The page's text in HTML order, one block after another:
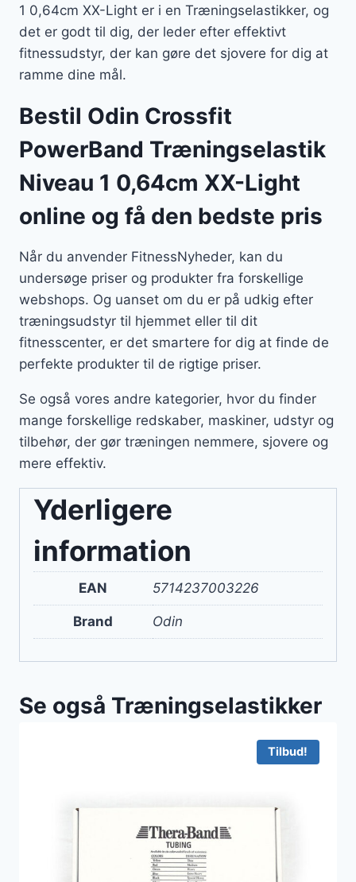
1 0,64cm XX-Light er i en Træningselastikker, og
det er godt til dig, der leder efter effektivt
fitnessudstyr, der kan gøre det sjovere for dig at
ramme dine mål.
Bestil Odin Crossfit
PowerBand Træningselastik
Niveau 1 0,64cm XX-Light
online og få den bedste pris
Når du anvender FitnessNyheder, kan du
undersøge priser og produkter fra forskellige
webshops. Og uanset om du er på udkig efter
træningsudstyr til hjemmet eller til dit
fitnesscenter, er det smartere for dig at finde de
perfekte produkter til de rigtige priser.
Se også vores andre kategorier, hvor du finder
mange forskellige redskaber, maskiner, udstyr og
tilbehør, der gør træningen nemmere, sjovere og
mere effektiv.
Yderligere
information
EAN 5714237003226
Brand Odin
Se også Træningselastikker
Tilbud!